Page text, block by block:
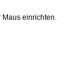
Maus einrichten.